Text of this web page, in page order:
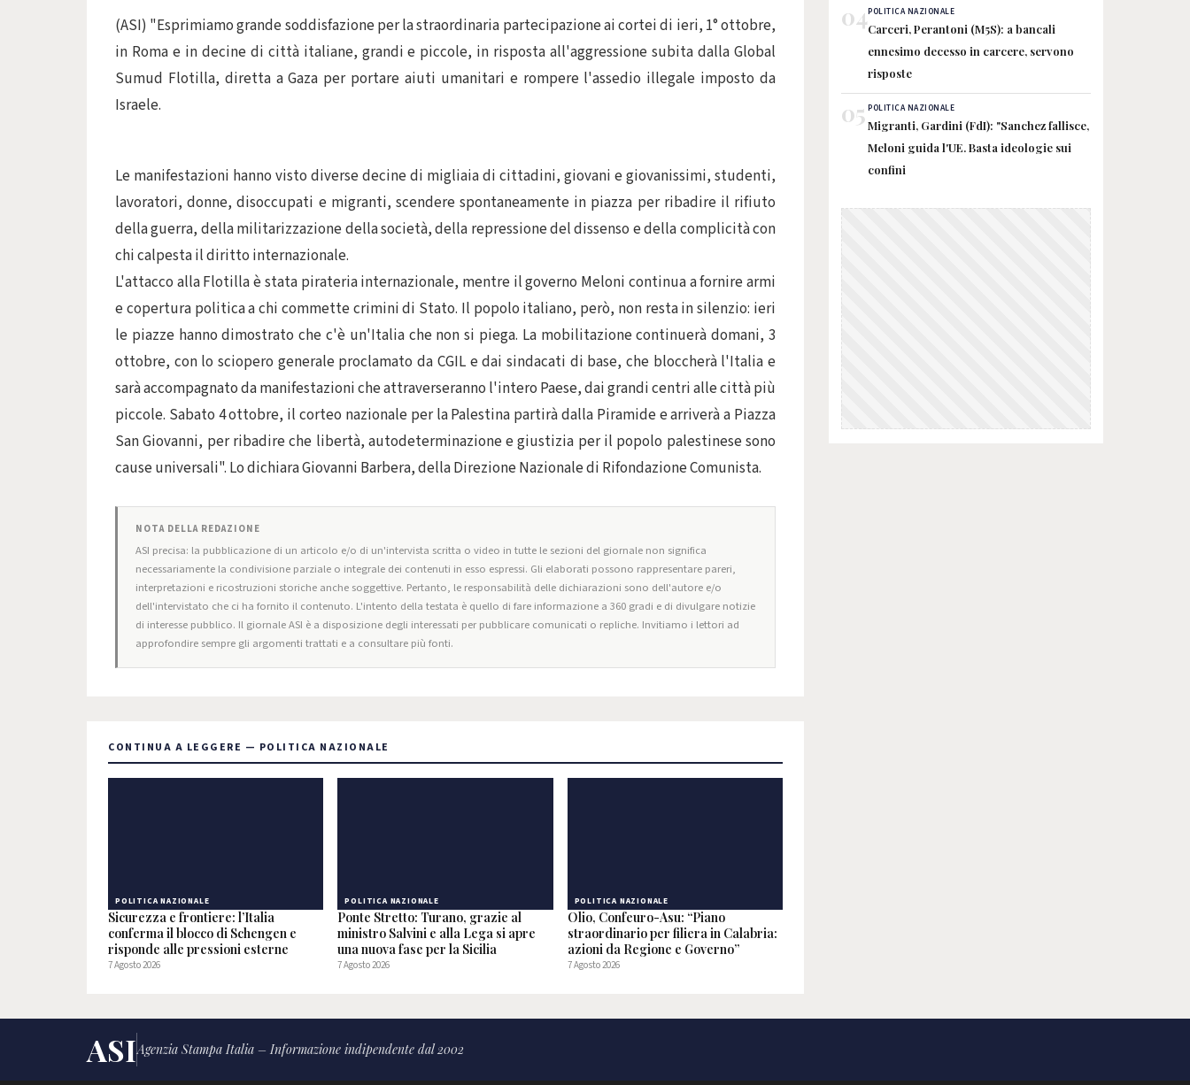
(ASI) "Esprimiamo grande soddisfazione per la straordinaria partecipazione ai cortei di ieri, 1° ottobre,
in Roma e in decine di città italiane, grandi e piccole, in risposta all'aggressione subita dalla Global
Sumud Flotilla, diretta a Gaza per portare aiuti umanitari e rompere l'assedio illegale imposto da
Israele.
Le manifestazioni hanno visto diverse decine di migliaia di cittadini, giovani e giovanissimi, studenti,
lavoratori, donne, disoccupati e migranti, scendere spontaneamente in piazza per ribadire il rifiuto
della guerra, della militarizzazione della società, della repressione del dissenso e della complicità con
chi calpesta il diritto internazionale.
L'attacco alla Flotilla è stata pirateria internazionale, mentre il governo Meloni continua a fornire armi
e copertura politica a chi commette crimini di Stato. Il popolo italiano, però, non resta in silenzio: ieri
le piazze hanno dimostrato che c'è un'Italia che non si piega. La mobilitazione continuerà domani, 3
ottobre, con lo sciopero generale proclamato da CGIL e dai sindacati di base, che bloccherà l'Italia e
sarà accompagnato da manifestazioni che attraverseranno l'intero Paese, dai grandi centri alle città più
piccole. Sabato 4 ottobre, il corteo nazionale per la Palestina partirà dalla Piramide e arriverà a Piazza
San Giovanni, per ribadire che libertà, autodeterminazione e giustizia per il popolo palestinese sono
cause universali". Lo dichiara Giovanni Barbera, della Direzione Nazionale di Rifondazione Comunista.
NOTA DELLA REDAZIONE
ASI precisa: la pubblicazione di un articolo e/o di un'intervista scritta o video in tutte le sezioni del giornale non significa
necessariamente la condivisione parziale o integrale dei contenuti in esso espressi. Gli elaborati possono rappresentare pareri,
interpretazioni e ricostruzioni storiche anche soggettive. Pertanto, le responsabilità delle dichiarazioni sono dell'autore e/o
dell'intervistato che ci ha fornito il contenuto. L'intento della testata è quello di fare informazione a 360 gradi e di divulgare notizie
di interesse pubblico. Il giornale ASI è a disposizione degli interessati per pubblicare comunicati o repliche. Invitiamo i lettori ad
approfondire sempre gli argomenti trattati e a consultare più fonti.
CONTINUA A LEGGERE — POLITICA NAZIONALE
POLITICA NAZIONALE
Sicurezza e frontiere: l’Italia
conferma il blocco di Schengen e
risponde alle pressioni esterne
7 Agosto 2026
POLITICA NAZIONALE
Ponte Stretto: Turano, grazie al
ministro Salvini e alla Lega si apre
una nuova fase per la Sicilia
7 Agosto 2026
POLITICA NAZIONALE
Olio, Confeuro-Asu: “Piano
straordinario per filiera in Calabria:
azioni da Regione e Governo”
7 Agosto 2026
04POLITICA NAZIONALE
Carceri, Perantoni (M5S): a bancali
ennesimo decesso in carcere, servono
risposte
05 POLITICA NAZIONALE
Migranti, Gardini (FdI): "Sanchez fallisce,
Meloni guida l'UE. Basta ideologie sui
confini
ASIAgenzia Stampa Italia – Informazione indipendente dal 2002